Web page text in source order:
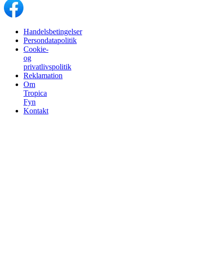
Handelsbetingelser
Persondatapolitik
Cookie-
og
privatlivspolitik
Reklamation
Om
Tropica
Fyn
Kontakt